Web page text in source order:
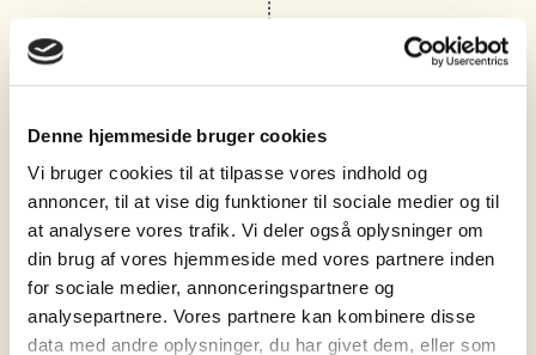
Denne hjemmeside bruger cookies
Vi bruger cookies til at tilpasse vores indhold og
annoncer, til at vise dig funktioner til sociale medier og til
at analysere vores trafik. Vi deler også oplysninger om
din brug af vores hjemmeside med vores partnere inden
for sociale medier, annonceringspartnere og
analysepartnere. Vores partnere kan kombinere disse
data med andre oplysninger, du har givet dem, eller som
Cambridge English
Vil du gerne have et internationalt anerkendt
eksamensbevis på, at du er god til engelsk – eller